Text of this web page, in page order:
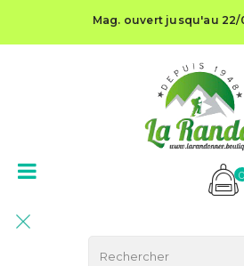
Mag. ouvert jusqu'au 22/
0